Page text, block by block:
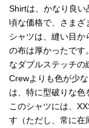
Shirtは、かなり良
頃な価格で、さまざ
シャツは、縫い目
の布は厚かったです
なダブルステッチの
Crewよりも色が少
は、特に型破りな色
このシャツには、
す（ただし、常に在